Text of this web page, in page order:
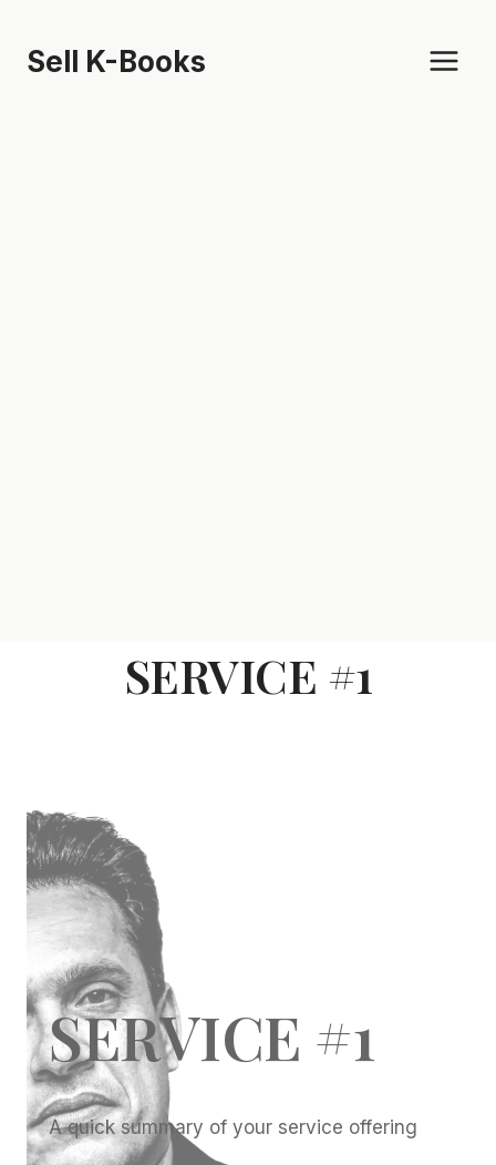
content
Sell K-Books
SERVICE #1
SERVICE #1
A quick summary of your service offering